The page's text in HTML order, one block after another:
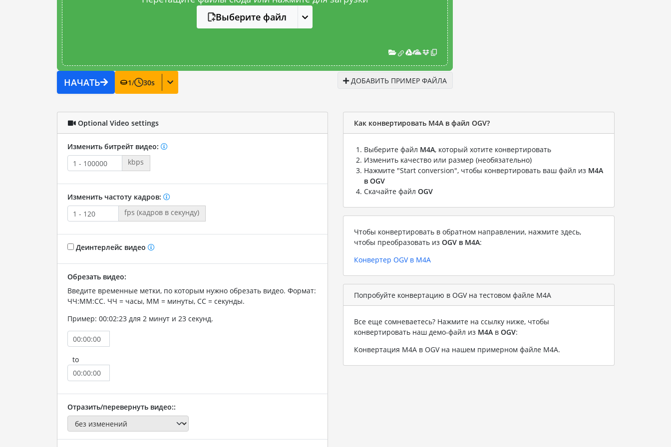
Выберите файл
НАЧАТЬ 1/ 30s ДОБАВИТЬ ПРИМЕР ФАЙЛА
Optional Video settings
Изменить битрейт видео:
kbps
Изменить частоту кадров:
fps (кадров в секунду)
Деинтерлейс видео
Обрезать видео:
Введите временные метки, по которым нужно обрезать видео. Формат:
ЧЧ:ММ:СС. ЧЧ = часы, ММ = минуты, СС = секунды.
Пример: 00:02:23 для 2 минут и 23 секунд.
to
Отразить/перевернуть видео::
Как конвертировать M4A в файл OGV?
Выберите файл M4A, который хотите конвертировать
Изменить качество или размер (необязательно)
Нажмите "Start conversion", чтобы конвертировать ваш файл из M4A
в OGV
Скачайте файл OGV
Чтобы конвертировать в обратном направлении, нажмите здесь,
чтобы преобразовать из OGV в M4A:
Конвертер OGV в M4A
Попробуйте конвертацию в OGV на тестовом файле M4A
Все еще сомневаетесь? Нажмите на ссылку ниже, чтобы
конвертировать наш демо-файл из M4A в OGV:
Конвертация M4A в OGV на нашем примерном файле M4A.